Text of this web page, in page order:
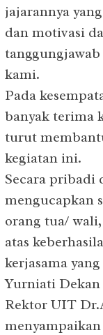
jajarannya
dan motivasi
kami.
Pada
banyak terima
turut
kegiatan ini.
Secara pribadi
mengucapkan
orang tua/
atas
kerjasama
Yurniati Dekan
Rektor UIT